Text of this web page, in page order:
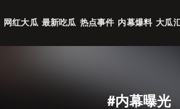
网红大瓜 最新吃瓜 热点事件 内幕爆料 大瓜
#内幕曝光